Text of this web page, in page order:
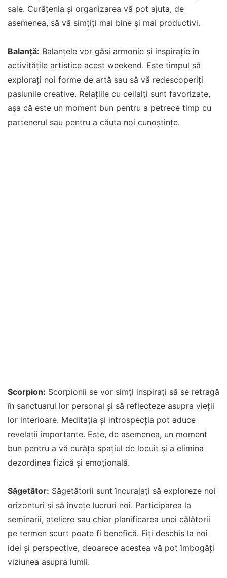
sale. Curățenia și organizarea vă pot ajuta, de
asemenea, să vă simțiți mai bine și mai productivi.
Balanță: Balanțele vor găsi armonie și inspirație în
activitățile artistice acest weekend. Este timpul să
explorați noi forme de artă sau să vă redescoperiți
pasiunile creative. Relațiile cu ceilalți sunt favorizate,
așa că este un moment bun pentru a petrece timp cu
partenerul sau pentru a căuta noi cunoștințe.
Scorpion: Scorpionii se vor simți inspirați să se retragă
în sanctuarul lor personal și să reflecteze asupra vieții
lor interioare. Meditația și introspecția pot aduce
revelații importante. Este, de asemenea, un moment
bun pentru a vă curăța spațiul de locuit și a elimina
dezordinea fizică și emoțională.
Săgetător: Săgetătorii sunt încurajați să exploreze noi
orizonturi și să învețe lucruri noi. Participarea la
seminarii, ateliere sau chiar planificarea unei călătorii
pe termen scurt poate fi benefică. Fiți deschis la noi
idei și perspective, deoarece acestea vă pot îmbogăți
viziunea asupra lumii.